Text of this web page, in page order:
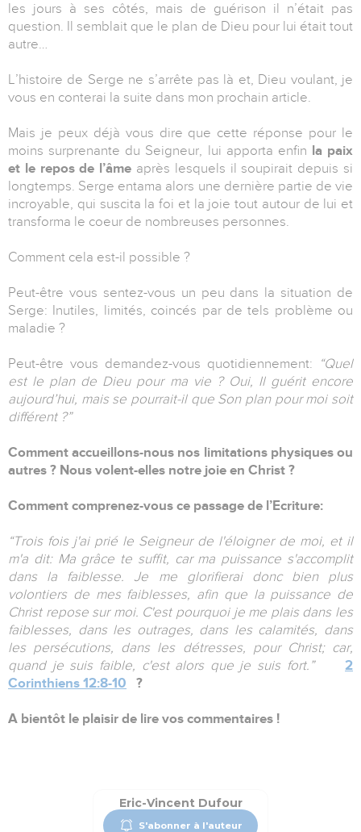
les jours à ses côtés, mais de guérison il n’était pas
question. Il semblait que le plan de Dieu pour lui était tout
autre…
L’histoire de Serge ne s’arrête pas là et, Dieu voulant, je
vous en conterai la suite dans mon prochain article.
Mais je peux déjà vous dire que cette réponse pour le
moins surprenante du Seigneur, lui apporta enfin la paix
et le repos de l’âme après lesquels il soupirait depuis si
longtemps. Serge entama alors une dernière partie de vie
incroyable, qui suscita la foi et la joie tout autour de lui et
transforma le coeur de nombreuses personnes.
Comment cela est-il possible ?
Peut-être vous sentez-vous un peu dans la situation de
Serge: Inutiles, limités, coincés par de tels problème ou
maladie ?
Peut-être vous demandez-vous quotidiennement:
“Quel
est le plan de Dieu pour ma vie ? Oui, Il guérit encore
aujourd’hui, mais se pourrait-il que Son plan pour moi soit
différent ?”
Comment accueillons-nous nos limitations physiques ou
autres ? Nous volent-elles notre joie en Christ ?
Comment comprenez-vous ce passage de l’Ecriture:
“Trois fois j'ai prié le Seigneur de l'éloigner de moi, et il
m'a dit: Ma grâce te suffit, car ma puissance s'accomplit
dans la faiblesse. Je me glorifierai donc bien plus
volontiers de mes faiblesses, afin que la puissance de
Christ repose sur moi. C'est pourquoi je me plais dans les
faiblesses, dans les outrages, dans les calamités, dans
les persécutions, dans les détresses, pour Christ; car,
quand je suis faible, c'est alors que je suis fort.”
2
Corinthiens 12:8-10 ?
A bientôt le plaisir de lire vos commentaires !
Eric-Vincent Dufour
S'abonner à l'auteur